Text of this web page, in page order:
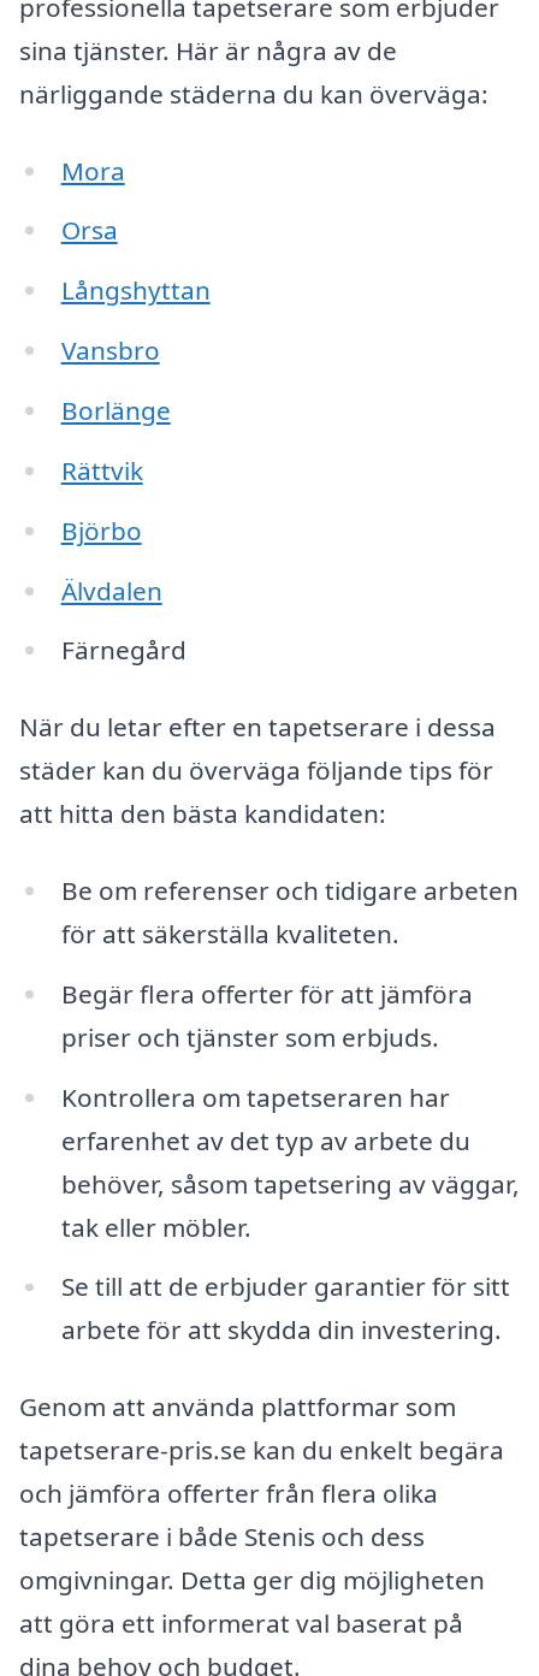
professionella tapetserare som erbjuder
sina tjänster. Här är några av de
närliggande städerna du kan överväga:
Mora
Orsa
Långshyttan
Vansbro
Borlänge
Rättvik
Björbo
Älvdalen
Färnegård
När du letar efter en tapetserare i dessa
städer kan du överväga följande tips för
att hitta den bästa kandidaten:
Be om referenser och tidigare arbeten
för att säkerställa kvaliteten.
Begär flera offerter för att jämföra
priser och tjänster som erbjuds.
Kontrollera om tapetseraren har
erfarenhet av det typ av arbete du
behöver, såsom tapetsering av väggar,
tak eller möbler.
Se till att de erbjuder garantier för sitt
arbete för att skydda din investering.
Genom att använda plattformar som
tapetserare-pris.se kan du enkelt begära
och jämföra offerter från flera olika
tapetserare i både Stenis och dess
omgivningar. Detta ger dig möjligheten
att göra ett informerat val baserat på
dina behov och budget.